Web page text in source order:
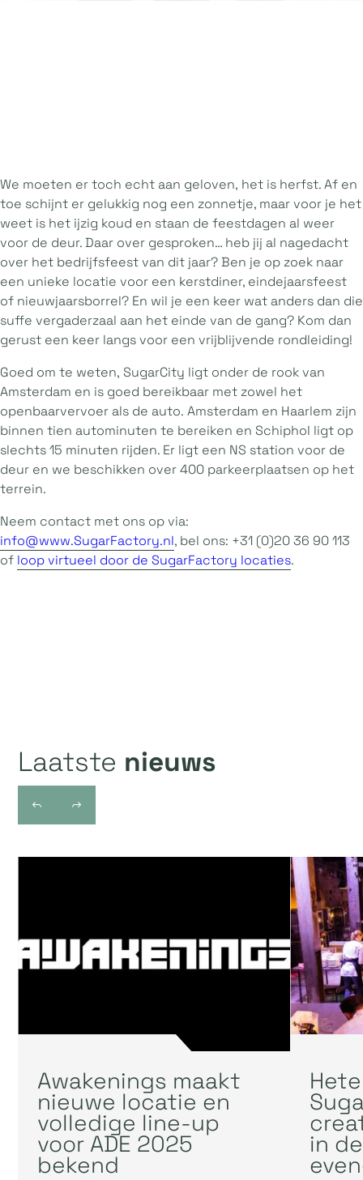
We moeten er toch echt aan geloven, het is herfst. Af en
toe schijnt er gelukkig nog een zonnetje, maar voor je het
weet is het ijzig koud en staan de feestdagen al weer
voor de deur. Daar over gesproken… heb jij al nagedacht
over het bedrijfsfeest van dit jaar? Ben je op zoek naar
een unieke locatie voor een kerstdiner, eindejaarsfeest
of nieuwjaarsborrel? En wil je een keer wat anders dan die
suffe vergaderzaal aan het einde van de gang? Kom dan
gerust een keer langs voor een vrijblijvende rondleiding!
Goed om te weten, SugarCity ligt onder de rook van
Amsterdam en is goed bereikbaar met zowel het
openbaarvervoer als de auto. Amsterdam en Haarlem zijn
binnen tien autominuten te bereiken en Schiphol ligt op
slechts 15 minuten rijden. Er ligt een NS station voor de
deur en we beschikken over 400 parkeerplaatsen op het
terrein.
Neem contact met ons op via:
info@www.SugarFactory.nl, bel ons: +31 (0)20 36 90 113
of loop virtueel door de SugarFactory locaties.
Laatste nieuws
Awakenings maakt
nieuwe locatie en
volledige line-up
voor ADE 2025
bekend
in de